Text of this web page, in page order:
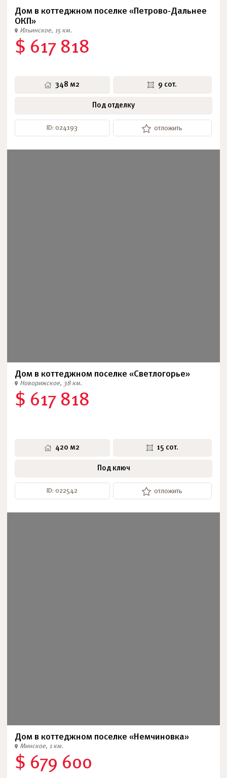
Дом в коттеджном поселке «Петрово-Дальнее
ОКП»
Ильинское, 15 км.
$ 617 818
348 м2 9 сот.
Под отделку
ID: 024193 отложить
Дом в коттеджном поселке «Светлогорье»
Новорижское, 38 км.
$ 617 818
420 м2 15 сот.
Под ключ
ID: 022542 отложить
Дом в коттеджном поселке «Немчиновка»
Минское, 1 км.
$ 679 600